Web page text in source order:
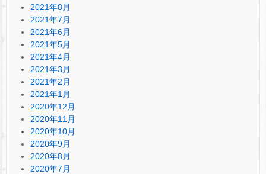
2021年8月
2021年7月
2021年6月
2021年5月
2021年4月
2021年3月
2021年2月
2021年1月
2020年12月
2020年11月
2020年10月
2020年9月
2020年8月
2020年7月